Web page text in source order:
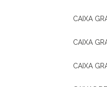
CAIXA
CAIXA
CAIXA